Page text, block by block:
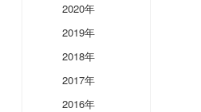
2020年
2019年
2018年
2017年
2016年